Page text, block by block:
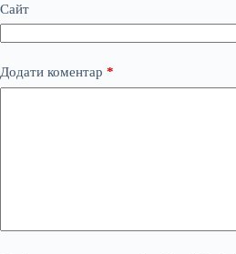
Сайт
Додати коментар *